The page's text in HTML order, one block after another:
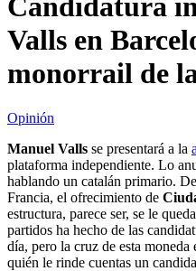
Valls en
monorrail de
Opinión
Manuel Valls se presentará a la
plataforma independiente. Lo
hablando un catalán primario.
Francia, el ofrecimiento de
estructura, parece ser, se le
partidos ha hecho de las
día, pero la cruz de esta moneda
quién le rinde cuentas un